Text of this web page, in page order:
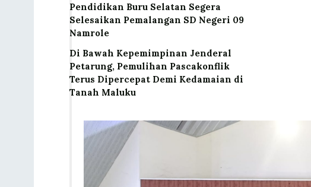
Pendidikan Buru Selatan Segera
Selesaikan Pemalangan SD Negeri 09
Namrole
Di Bawah Kepemimpinan Jenderal
Petarung, Pemulihan Pascakonflik
Terus Dipercepat Demi Kedamaian di
Tanah Maluku